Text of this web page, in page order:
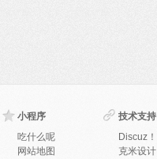
小程序
吃什么呢
网站地图
技术支持
Discuz！
克米设计